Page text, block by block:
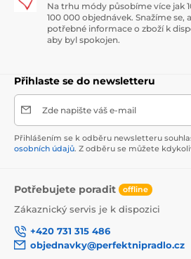
Na trhu módy působíme více jak
100 000 objednávek. Snažíme se,
potřebné informace o zboží k
aby byl spokojen.
Přihlaste se do newsletteru
Zde napište váš e-mail
Přihlášením se k odběru newsletteru
osobních údajů. Z odběru se můžete
Potřebujete poradit offline
Zákaznický servis je k dispozici
+420 731 315 486
objednavky@perfektnipradlo.cz